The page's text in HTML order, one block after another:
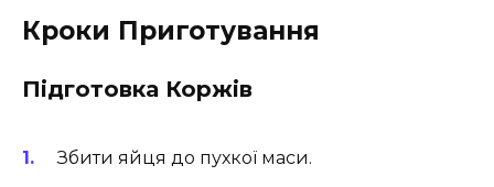
Кроки Приготування
Підготовка Коржів
Збити яйця до пухкої маси.